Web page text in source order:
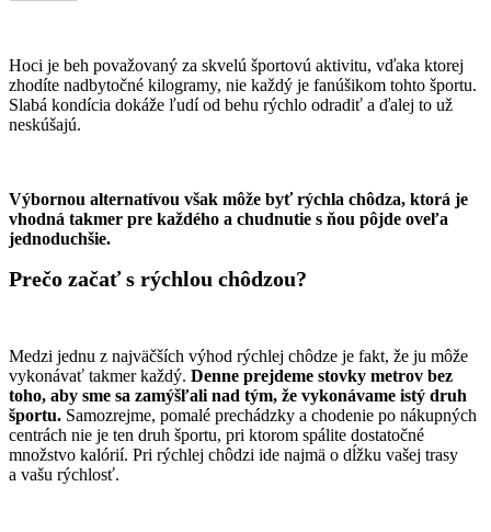
Hoci je beh považovaný za skvelú športovú aktivitu, vďaka ktorej
zhodíte nadbytočné kilogramy, nie každý je fanúšikom tohto športu.
Slabá kondícia dokáže ľudí od behu rýchlo odradiť a ďalej to už
neskúšajú.
Výbornou alternatívou však môže byť rýchla chôdza, ktorá je
vhodná takmer pre každého a chudnutie s ňou pôjde oveľa
jednoduchšie.
Prečo začať s rýchlou chôdzou?
Medzi jednu z najväčších výhod rýchlej chôdze je fakt, že ju môže
vykonávať takmer každý. Denne prejdeme stovky metrov bez
toho, aby sme sa zamýšľali nad tým, že vykonávame istý druh
športu. Samozrejme, pomalé prechádzky a chodenie po nákupných
centrách nie je ten druh športu, pri ktorom spálite dostatočné
množstvo kalórií. Pri rýchlej chôdzi ide najmä o dĺžku vašej trasy
a vašu rýchlosť.